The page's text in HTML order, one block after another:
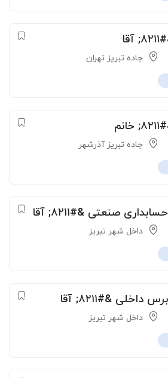
جاده تبریز تهران
جاده تبریز آذرشهر
صنعتی &#۸۲۱۱; آقا
داخل شهر تبریز
&#۸۲۱۱; آقا
داخل شهر تبریز